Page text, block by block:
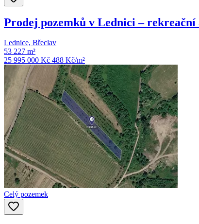
Prodej pozemků v Lednici – rekreační
Lednice, Břeclav
53 227 m²
25 995 000 Kč 488 Kč/m²
Celý pozemek